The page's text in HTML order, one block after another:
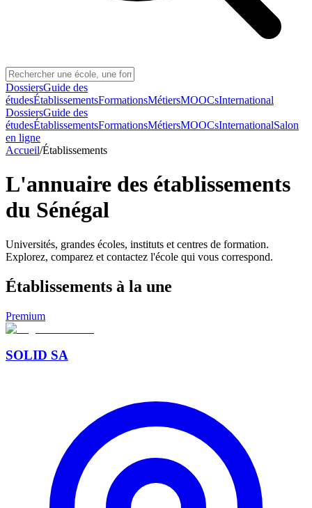
DossiersGuide des
étudesÉtablissementsFormationsMétiersMOOCsInternational
DossiersGuide des
étudesÉtablissementsFormationsMétiersMOOCsInternationalSalon
en ligne
Accueil/Établissements
L'annuaire des établissements
du Sénégal
Universités, grandes écoles, instituts et centres de formation.
Explorez, comparez et contactez l'école qui vous correspond.
Établissements à la une
Premium
SOLID SA